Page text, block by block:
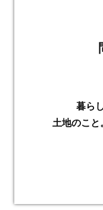
暮ら
土地のこと